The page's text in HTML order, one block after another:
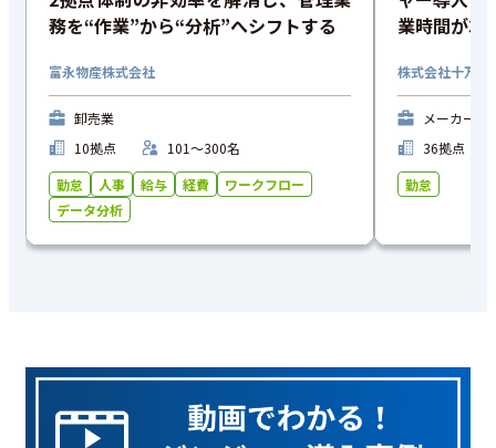
務を“作業”から“分析”へシフトする
富永物産株式会社
卸売業
10拠点
101〜300名
勤怠
人事 給与 経費
ワークフロー
データ分析
業時間が3
株式会社十万石
メーカー・
36拠点
勤怠